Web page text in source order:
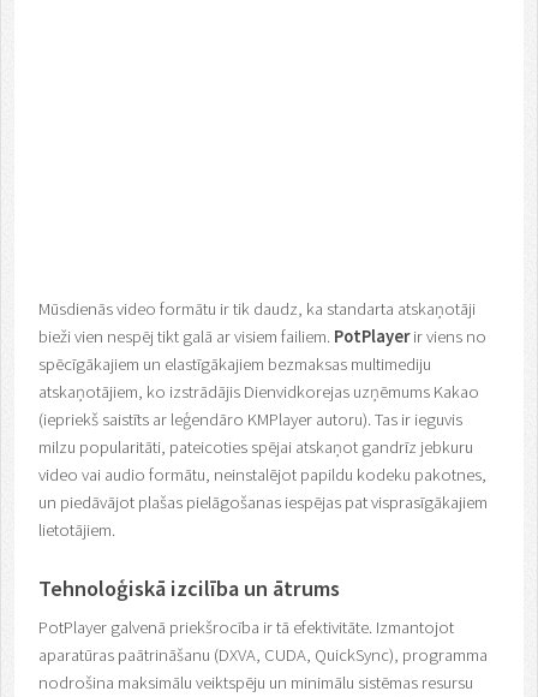
Mūsdienās video formātu ir tik daudz, ka standarta atskaņotāji
bieži vien nespēj tikt galā ar visiem failiem. PotPlayerir viens no
spēcīgākajiem un elastīgākajiem bezmaksas multimediju
atskaņotājiem, ko izstrādājis Dienvidkorejas uzņēmums Kakao
(iepriekš saistīts ar leģendāro KMPlayer autoru). Tas ir ieguvis
milzu popularitāti, pateicoties spējai atskaņot gandrīz jebkuru
video vai audio formātu, neinstalējot papildu kodeku pakotnes,
un piedāvājot plašas pielāgošanas iespējas pat visprasīgākajiem
lietotājiem.
Tehnoloģiskā izcilība un ātrums
PotPlayer galvenā priekšrocība ir tā efektivitāte. Izmantojot
aparatūras paātrināšanu (DXVA, CUDA, QuickSync), programma
nodrošina maksimālu veiktspēju un minimālu sistēmas resursu